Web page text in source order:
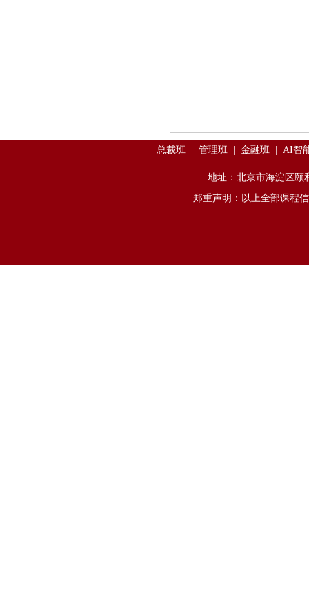
总裁班 管理班 金融班 AI智
地址：北京市海淀区颐
郑重声明：以上全部课程